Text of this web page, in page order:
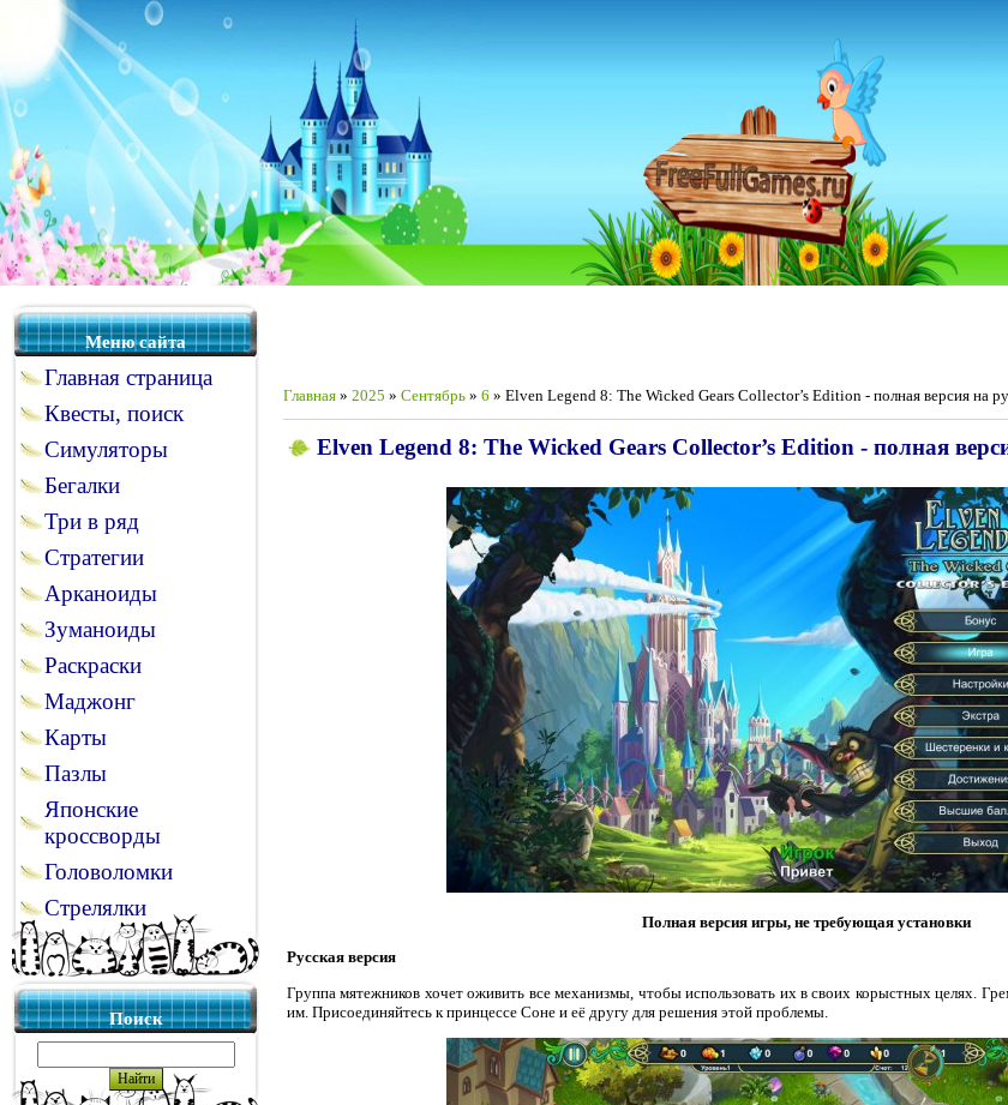
Меню сайта
Главная страница
Квесты, поиск
Симуляторы
Бегалки
Три в ряд
Стратегии
Арканоиды
Зуманоиды
Раскраски
Маджонг
Карты
Пазлы
Японские
кроссворды
Головоломки
Стрелялки
Поиск
Главная » 2025 » Сентябрь » 6 » Elven Legend 8: The Wicked Gears Collector’s Edition - полная версия на
Elven Legend 8: The Wicked Gears Collector’s Edition - полная
Полная версия игры, не требующая установки
Русская версия
Группа мятежников хочет оживить все механизмы, чтобы использовать их в своих корыстных целях.
им. Присоединяйтесь к принцессе Соне и её другу для решения этой проблемы.